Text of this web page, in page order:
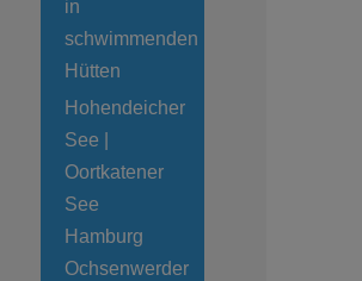
in
schwimmenden
Hütten
Hohendeicher
See |
Oortkatener
See
Hamburg
Ochsenwerder